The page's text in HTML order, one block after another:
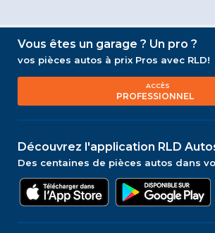
Vous êtes un garage ? Un pro ?
vos pièces autos à prix Pros avec RLD!
ACCÈS
PROFESSIONNEL
Découvrez l'application RLD
Des centaines de pièces autos dans